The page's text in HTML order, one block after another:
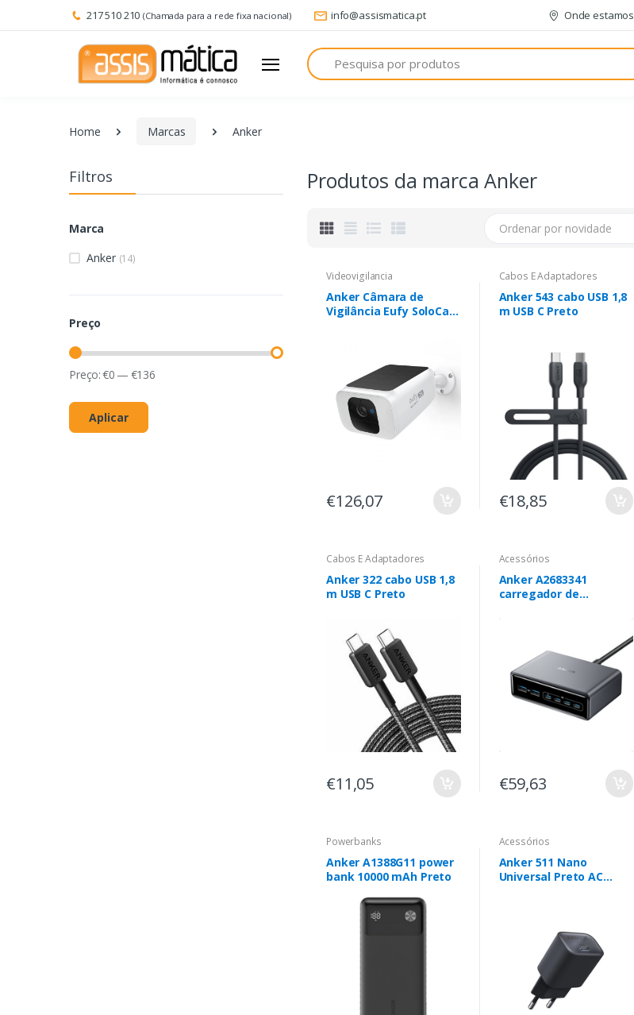
217 510 210 (Chamada para a rede fixa nacional) info@assismatica.pt Onde estamos
Pesquisa
Home Marcas Anker
Filtros
Marca
Anker (14)
Preço
Preço:€0 — €136
Aplicar
Produtos da marca Anker
Ordenar por novidade
Videovigilancia
Anker Câmara de
Vigilância Eufy SoloCam
€126,07
Cabos E Adaptadores
Anker 543 cabo USB 1,8
m USB C Preto
€18,85
Cabos E Adaptadores
Anker 322 cabo USB 1,8
m USB C Preto
€11,05
Acessórios
Anker A2683341
carregador de
Interior
€59,63
Powerbanks
Anker A1388G11 power
bank 10000 mAh Preto
Acessórios
Anker 511 Nano
Universal Preto AC